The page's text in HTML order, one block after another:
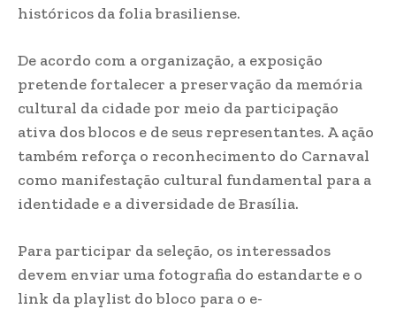
históricos da folia brasiliense.
De acordo com a organização, a exposição
pretende fortalecer a preservação da memória
cultural da cidade por meio da participação
ativa dos blocos e de seus representantes. A ação
também reforça o reconhecimento do Carnaval
como manifestação cultural fundamental para a
identidade e a diversidade de Brasília.
Para participar da seleção, os interessados
devem enviar uma fotografia do estandarte e o
link da playlist do bloco para o e-